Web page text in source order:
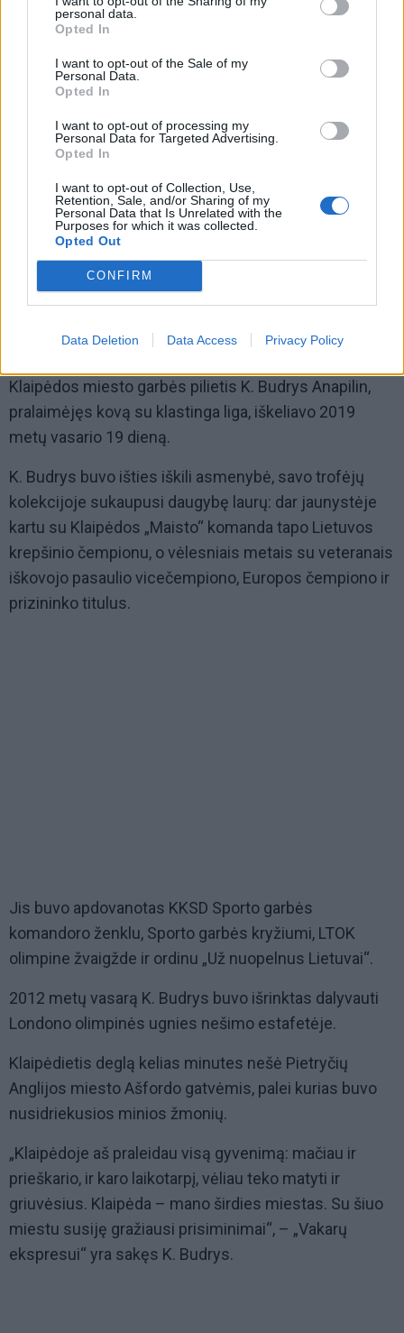
personal data.
Opted In
I want to opt-out of the Sale of my
Personal Data.
Opted In
I want to opt-out of processing my
Personal Data for Targeted Advertising.
Opted In
I want to opt-out of Collection, Use,
Retention, Sale, and/or Sharing of my
Personal Data that Is Unrelated with the
Purposes for which it was collected.
Opted Out
CONFIRM
Data Deletion Data Access Privacy Policy
Nuo 2019 metų, kai Anapilin iškeliavo K. Budrys, šeimų
bendražygis Algirdas Vaicekauskas.
Klaipėdos miesto garbės pilietis K. Budrys Anapilin,
pralaimėjęs kovą su klastinga liga, iškeliavo 2019
metų vasario 19 dieną.
K. Budrys buvo išties iškili asmenybė, savo trofėjų
kolekcijoje sukaupusi daugybę laurų: dar jaunystėje
kartu su Klaipėdos „Maisto“ komanda tapo Lietuvos
krepšinio čempionu, o vėlesniais metais su veteranais
iškovojo pasaulio vicečempiono, Europos čempiono ir
prizininko titulus.
Jis buvo apdovanotas KKSD Sporto garbės
komandoro ženklu, Sporto garbės kryžiumi, LTOK
olimpine žvaigžde ir ordinu „Už nuopelnus Lietuvai“.
2012 metų vasarą K. Budrys buvo išrinktas dalyvauti
Londono olimpinės ugnies nešimo estafetėje.
Klaipėdietis deglą kelias minutes nešė Pietryčių
Anglijos miesto Ašfordo gatvėmis, palei kurias buvo
nusidriekusios minios žmonių.
„Klaipėdoje aš praleidau visą gyvenimą: mačiau ir
prieškario, ir karo laikotarpį, vėliau teko matyti ir
griuvėsius. Klaipėda – mano širdies miestas. Su šiuo
miestu susiję gražiausi prisiminimai“, – „Vakarų
ekspresui“ yra sakęs K. Budrys.